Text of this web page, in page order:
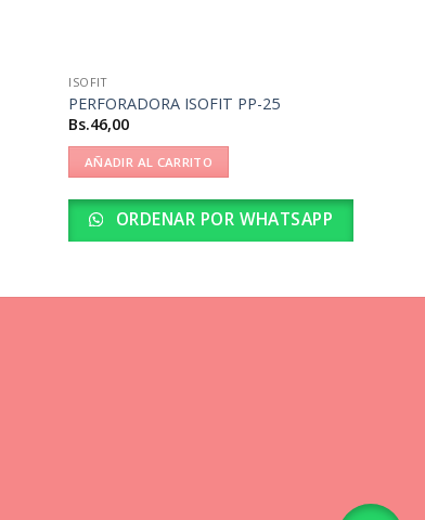
ISOFIT
PERFORADORA ISOFIT PP-25
Bs.46,00
AÑADIR AL CARRITO
ORDENAR POR WHATSAPP